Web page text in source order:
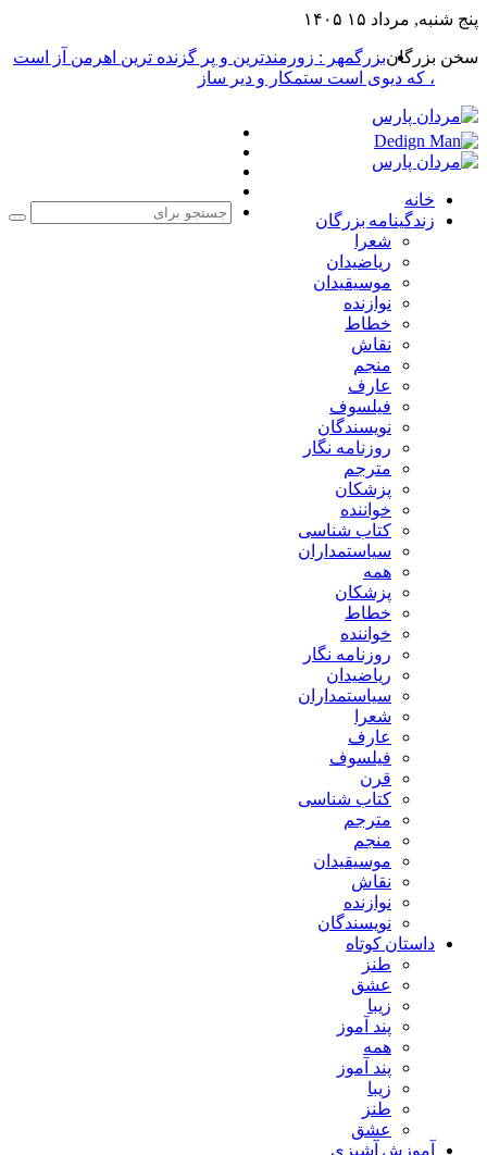
پنج شنبه, مرداد ۱۵ ۱۴۰۵
سخن بزرگانبزرگمهر : زورمندترین و پر گزنده ترین اهرمن آز است
، که دیوی است ستمکار و دیر ساز
خانه
زندگینامه بزرگان
شعرا
ریاضیدان
موسیقیدان
نوازنده
خطاط
نقاش
منجم
عارف
فیلسوف
نویسندگان
روزنامه نگار
مترجم
پزشکان
خواننده
کتاب شناسی
سیاستمداران
همه
پزشکان
خطاط
خواننده
روزنامه نگار
ریاضیدان
سیاستمداران
شعرا
عارف
فیلسوف
قرن
کتاب شناسی
مترجم
منجم
موسیقیدان
نقاش
نوازنده
نویسندگان
داستان کوتاه
طنز
عشق
زیبا
پند آموز
همه
پند آموز
زیبا
طنز
عشق
آموزش آشپزی